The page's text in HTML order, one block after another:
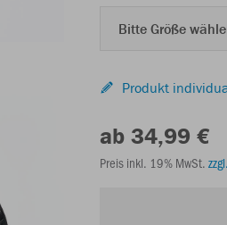
Bitte Größe
Produkt
ab 34,99 €
Preis inkl. 19% MwSt.